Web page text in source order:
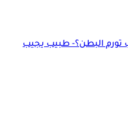
البطن؟- طبيب يجيب